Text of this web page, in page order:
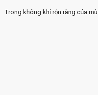
Trong không khí rộn ràng của